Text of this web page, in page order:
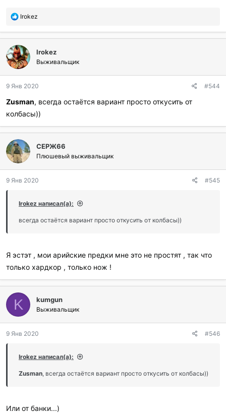
П
б
л
а
г
о
а
и
л
и
:
Irokez
Irokez
Выживальщик
9 Янв 2020 #544
Zusman, всегда остаётся вариант просто откусить от
колбасы))
СЕРЖ66
Плюшевый выживальщик
9 Янв 2020 #545
Irokez написал(а):
всегда остаётся вариант просто откусить от колбасы))
Я эстэт , мои арийские предки мне это не простят , так что
только хардкор , только нож !
K kumgun
Выживальщик
9 Янв 2020 #546
Irokez написал(а):
Zusman, всегда остаётся вариант просто откусить от колбасы))
Или от банки...)